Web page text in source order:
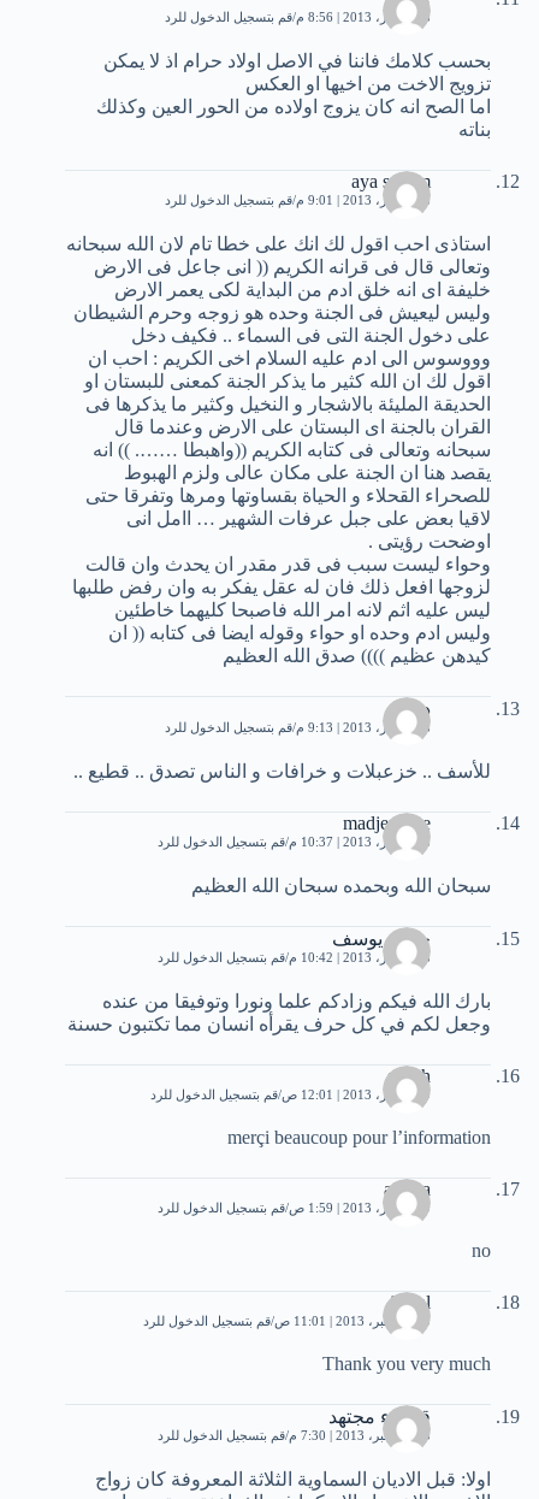
8 ديسمبر، 2013 | 8:56 م قم بتسجيل الدخول للرد
بحسب كلامك فاننا في الاصل اولاد حرام اذ لا يمكن
تزويج الاخت من اخيها او العكس
اما الصح انه كان يزوج اولاده من الحور العين وكذلك
بناته
aya sallam
8 ديسمبر، 2013 | 9:01 م قم بتسجيل الدخول للرد
استاذى احب اقول لك انك على خطا تام لان الله سبحانه
وتعالى قال فى قرانه الكريم (( انى جاعل فى الارض
خليفة اى انه خلق ادم من البداية لكى يعمر الارض
وليس ليعيش فى الجنة وحده هو زوجه وحرم الشيطان
على دخول الجنة التى فى السماء .. فكيف دخل
وووسوس الى ادم عليه السلام اخى الكريم : احب ان
اقول لك ان الله كثير ما يذكر الجنة كمعنى للبستان او
الحديقة المليئة بالاشجار و النخيل وكثير ما يذكرها فى
القران بالجنة اى البستان على الارض وعندما قال
سبحانه وتعالى فى كتابه الكريم ((واهبطا ……. )) انه
يقصد هنا ان الجنة على مكان عالى ولزم الهبوط
للصحراء القحلاء و الحياة بقساوتها ومرها وتفرقا حتى
لاقيا بعض على جبل عرفات الشهير … اامل انى
اوضحت رؤيتى .
وحواء ليست سبب فى قدر مقدر ان يحدث وان قالت
لزوجها افعل ذلك فان له عقل يفكر به وان رفض طلبها
ليس عليه اثم لانه امر الله فاصبحا كليهما خاطئين
وليس ادم وحده او حواء وقوله ايضا فى كتابه (( ان
كيدهن عظيم )))) صدق الله العظيم
دريد
8 ديسمبر، 2013 | 9:13 م قم بتسجيل الدخول للرد
للأسف .. خزعبلات و خرافات و الناس تصدق .. قطيع ..
madjer zine
8 ديسمبر، 2013 | 10:37 م قم بتسجيل الدخول للرد
سبحان الله وبحمده سبحان الله العظيم
حبيب يوسف
8 ديسمبر، 2013 | 10:42 م قم بتسجيل الدخول للرد
بارك الله فيكم وزادكم علما ونورا وتوفيقا من عنده
وجعل لكم في كل حرف يقرأه انسان مما تكتبون حسنة
sabah
9 ديسمبر، 2013 | 12:01 ص قم بتسجيل الدخول للرد
merçi beaucoup pour l’information
asmaa
9 ديسمبر، 2013 | 1:59 ص قم بتسجيل الدخول للرد
no
jamal
10 ديسمبر، 2013 | 11:01 ص قم بتسجيل الدخول للرد
Thank you very much
قارىء مجتهد
13 ديسمبر، 2013 | 7:30 م قم بتسجيل الدخول للرد
اولا: قبل الاديان السماوية الثلاثة المعروفة كان زواج